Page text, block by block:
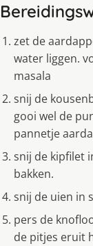
zet de
water liggen.
masala
snij de
gooi wel de
pannetje
snij de kipfilet
bakken.
snij de uien in
pers de
de pitjes eruit